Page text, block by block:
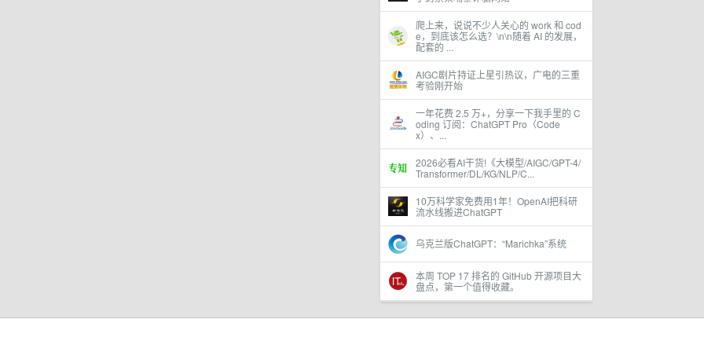
爬上来，说说不少人关心的 work 和 cod
e，到底该怎么选？\n\n随着 AI 的发展，
配套的 ...
AIGC剧片持证上星引热议，广电的三重
考验刚开始
一年花费 2.5 万+，分享一下我手里的 C
oding 订阅：ChatGPT Pro（Code
x）、...
2026必看AI干货!《大模型/AIGC/GPT-4/
Transformer/DL/KG/NLP/C...
10万科学家免费用1年！OpenAI把科研
流水线搬进ChatGPT
乌克兰版ChatGPT：“Marichka”系统
本周 TOP 17 排名的 GitHub 开源项目大
盘点，第一个值得收藏。